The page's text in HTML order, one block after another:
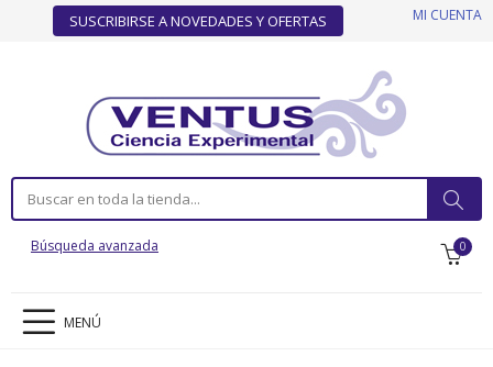
SUSCRIBIRSE A NOVEDADES Y OFERTAS MI CUENTA
Búsqueda avanzada 0
MENÚ